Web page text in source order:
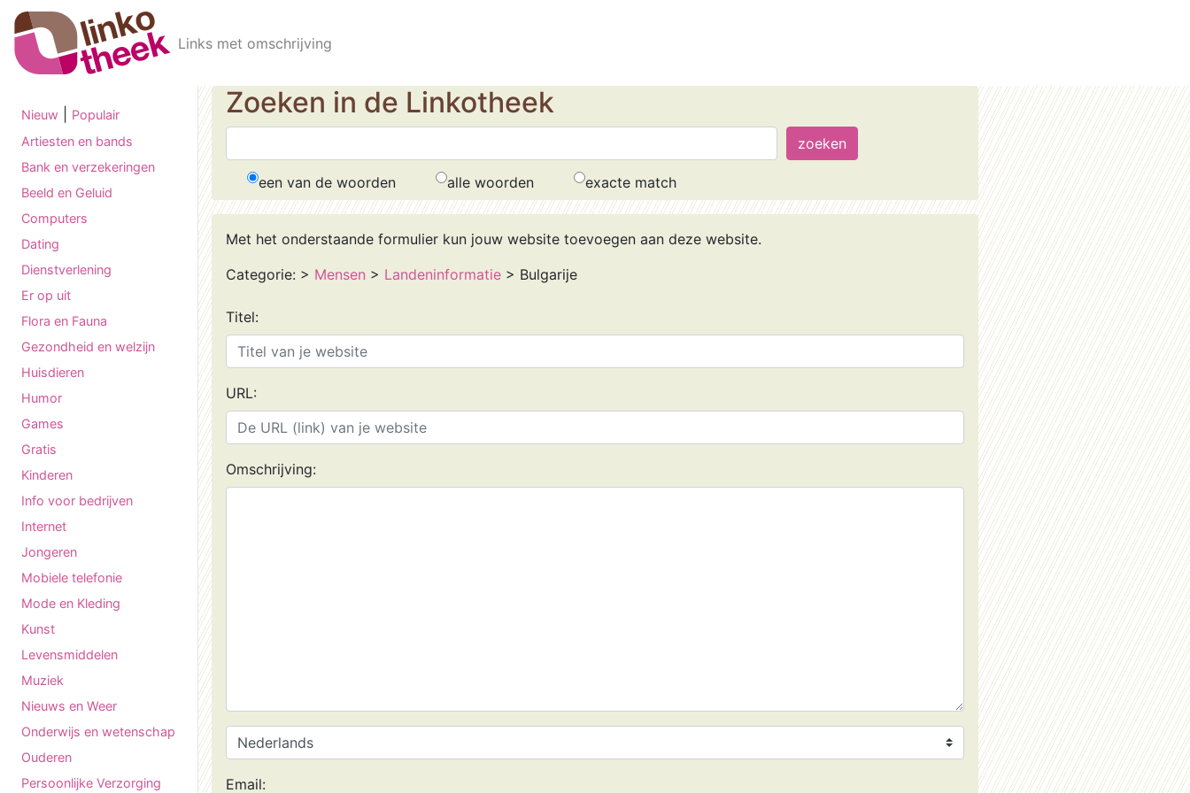
Skip to main content
Links met omschrijving
Nieuw
Populair
Artiesten en bands
Bank en verzekeringen
Beeld en Geluid
Computers
Dating
Dienstverlening
Er op uit
Flora en Fauna
Gezondheid en welzijn
Huisdieren
Humor
Games
Gratis
Kinderen
Info voor bedrijven
Internet
Jongeren
Mobiele telefonie
Mode en Kleding
Kunst
Levensmiddelen
Muziek
Nieuws en Weer
Onderwijs en wetenschap
Ouderen
Persoonlijke Verzorging
Zoeken in de Linkotheek
een van de woorden alle woorden exacte match
Met het onderstaande formulier kun jouw website toevoegen aan deze website.
Categorie: > Mensen > Landeninformatie > Bulgarije
Titel:
URL:
Omschrijving:
Email: